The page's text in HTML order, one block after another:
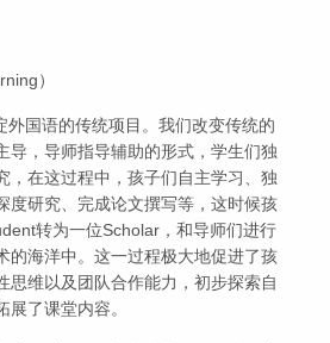
）
外国语的传统项目。我们改变传统的
导，导师指导辅助的形式，学生们独
，在这过程中，孩子们自主学习、独
度研究、完成论文撰写等，这时候孩
转为一位Scholar，和导师们进行
的海洋中。这一过程极大地促进了孩
思维以及团队合作能力，初步探索自
了课堂内容。